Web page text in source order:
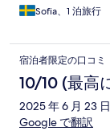
Sofia、1 泊旅行
宿泊者限定の口コミ
10/10 (最高
2025 年 6 月 23 日
Google で翻訳